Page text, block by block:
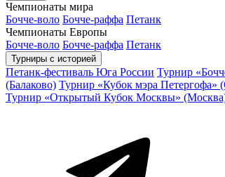
Чемпионаты мира
Бочче-воло Бочче-раффа Петанк
Чемпионаты Европы
Бочче-воло Бочче-раффа Петанк
Турниры с историей
Петанк-фестиваль Юга России Турнир
(Балаково) Турнир «Кубок мэра Петергофа»
Турнир «Открытый Кубок Москвы»